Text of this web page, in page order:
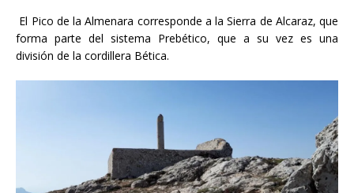
El Pico de la Almenara corresponde a la Sierra de Alcaraz, que
forma parte del sistema Prebético, que a su vez es una
división de la cordillera Bética.